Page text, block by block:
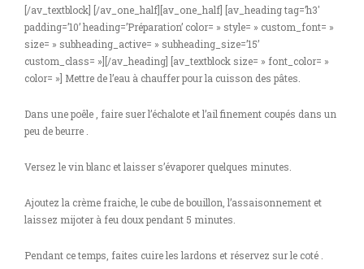
[/av_textblock] [/av_one_half][av_one_half] [av_heading tag=’h3′
padding=’10’ heading=’Préparation’ color= » style= » custom_font= »
size= » subheading_active= » subheading_size=’15’
custom_class= »][/av_heading] [av_textblock size= » font_color= »
color= »] Mettre de l’eau à chauffer pour la cuisson des pâtes.
Dans une poêle , faire suer l’échalote et l’ail finement coupés dans un
peu de beurre .
Versez le vin blanc et laisser s’évaporer quelques minutes.
Ajoutez la crème fraiche, le cube de bouillon, l’assaisonnement et
laissez mijoter à feu doux pendant 5 minutes.
Pendant ce temps, faites cuire les lardons et réservez sur le coté .